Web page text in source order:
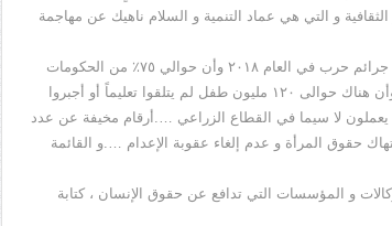
و التي هي عماد التنمية و السلام ناهيك عن مهاجمة
في تقريرٍ الأمم المتحدة أورد أن ١٨ دولة قد أرتكبت جرائم حرب في العام ٢٠١٨ وأن حوالي ٧٥٪؜ من الحكومات
في العالم تمنع حرية التعبير بما فيها حرية الصحافة وأن هناك حوالى ١٢٠ مليون طفل لم يتلقوا تعليماً أو أجبروا
و أن حوالى ١٥٠ مليون طفل يعملون لا سيما في القطاع الزراعي ….أرقام مخيفة عن عدد
حقوق المرأة و عدم إلغاء عقوبة الإعدام ….و القائمة
و المؤسسات التي تدافع عن حقوق الإنسان ، كتابة